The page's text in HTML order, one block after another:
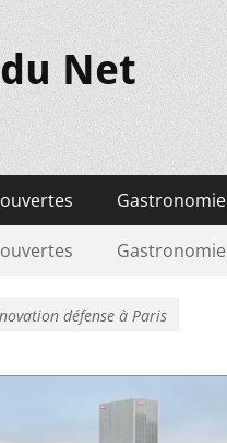
Net
Gastronomie
Gastronomie
défense à Paris